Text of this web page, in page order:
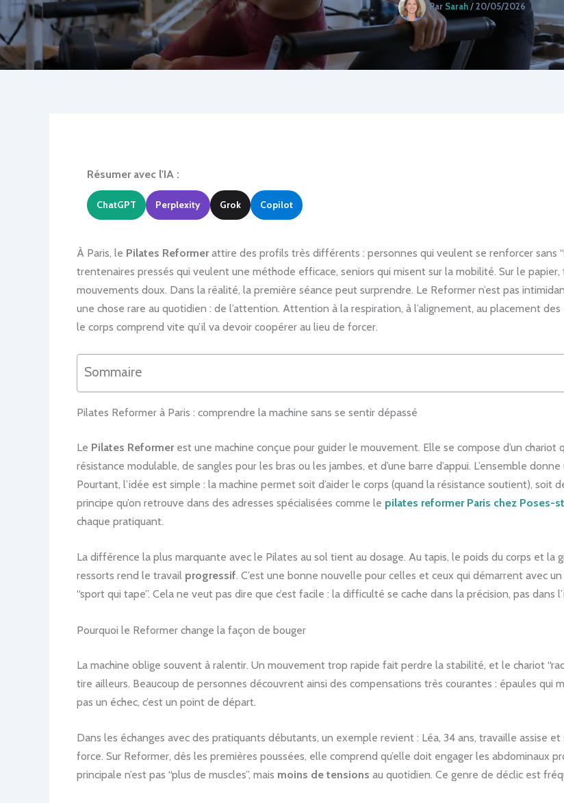
Par Sarah/20/05/2026
Résumer avec l'IA :
ChatGPT Perplexity Grok Copilot
À Paris, le Pilates Reformerattire des profils très différents : personnes qui veulent se renforcer sans
trentenaires pressés qui veulent une méthode efficace, seniors qui misent sur la mobilité. Sur le
mouvements doux. Dans la réalité, la première séance peut surprendre. Le Reformer n’est pas
une chose rare au quotidien : de l’attention. Attention à la respiration, à l’alignement, au placement des
le corps comprend vite qu’il va devoir coopérer au lieu de forcer.
Sommaire
Pilates Reformer à Paris : comprendre la machine sans se sentir dépassé
Le Pilates Reformerest une machine conçue pour guider le mouvement. Elle se compose d’un chariot
résistance modulable, de sangles pour les bras ou les jambes, et d’une barre d’appui. L’ensemble
Pourtant, l’idée est simple : la machine permet soit d’aider le corps (quand la résistance soutient), soit
principe qu’on retrouve dans des adresses spécialisées comme le pilates reformer Paris chez Poses-
chaque pratiquant.
La différence la plus marquante avec le Pilates au sol tient au dosage. Au tapis, le poids du corps et la
ressorts rend le travail progressif. C’est une bonne nouvelle pour celles et ceux qui démarrent avec
“sport qui tape”. Cela ne veut pas dire que c’est facile : la difficulté se cache dans la précision, pas dans
Pourquoi le Reformer change la façon de bouger
La machine oblige souvent à ralentir. Un mouvement trop rapide fait perdre la stabilité, et le chariot
tire ailleurs. Beaucoup de personnes découvrent ainsi des compensations très courantes : épaules qui
pas un échec, c’est un point de départ.
Dans les échanges avec des pratiquants débutants, un exemple revient : Léa, 34 ans, travaille assise
force. Sur Reformer, dès les premières poussées, elle comprend qu’elle doit engager les abdominaux
principale n’est pas “plus de muscles”, mais moins de tensions au quotidien. Ce genre de déclic est